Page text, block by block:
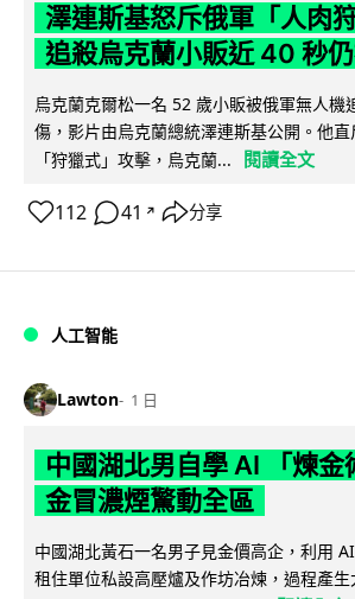
澤連斯基怒斥俄軍「人肉
追殺烏克蘭小販近 40 秒
烏克蘭克爾松一名 52 歲小販被俄軍無人機
傷，影片由烏克蘭總統澤連斯基公開。他
「狩獵式」攻擊，烏克蘭...
閱讀全文
112 41 ↗ 分享
人工智能
Lawton 1 日
中國湖北男自學 AI 「煉金
金冒濃煙驚動全區
中國湖北黃石一名男子見金價高企，利用
租住單位私設高壓爐及作坊冶煉，過程產